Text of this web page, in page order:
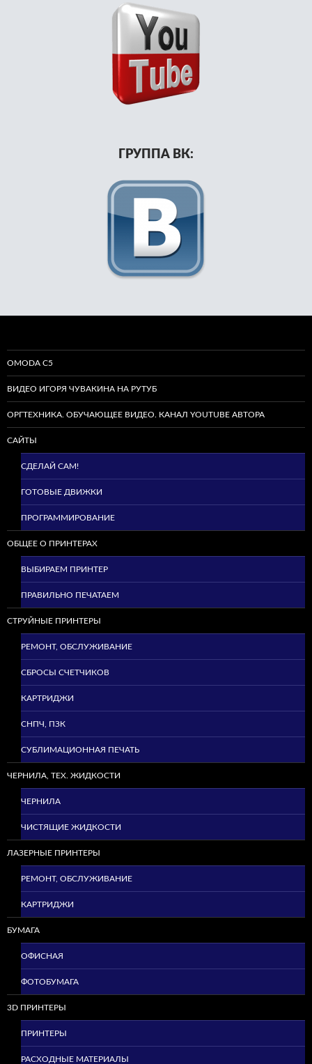
ГРУППА ВК:
OMODA C5
ВИДЕО ИГОРЯ ЧУВАКИНА НА РУТУБ
ОРГТЕХНИКА. ОБУЧАЮЩЕЕ ВИДЕО. КАНАЛ YOUTUBE АВТОРА
САЙТЫ
СДЕЛАЙ САМ!
ГОТОВЫЕ ДВИЖКИ
ПРОГРАММИРОВАНИЕ
ОБЩЕЕ О ПРИНТЕРАХ
ВЫБИРАЕМ ПРИНТЕР
ПРАВИЛЬНО ПЕЧАТАЕМ
СТРУЙНЫЕ ПРИНТЕРЫ
РЕМОНТ, ОБСЛУЖИВАНИЕ
СБРОСЫ СЧЕТЧИКОВ
КАРТРИДЖИ
СНПЧ, ПЗК
СУБЛИМАЦИОННАЯ ПЕЧАТЬ
ЧЕРНИЛА, ТЕХ. ЖИДКОСТИ
ЧЕРНИЛА
ЧИСТЯЩИЕ ЖИДКОСТИ
ЛАЗЕРНЫЕ ПРИНТЕРЫ
РЕМОНТ, ОБСЛУЖИВАНИЕ
КАРТРИДЖИ
БУМАГА
ОФИСНАЯ
ФОТОБУМАГА
3D ПРИНТЕРЫ
ПРИНТЕРЫ
РАСХОДНЫЕ МАТЕРИАЛЫ